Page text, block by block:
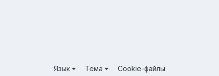
Язык Тема Cookie-файлы